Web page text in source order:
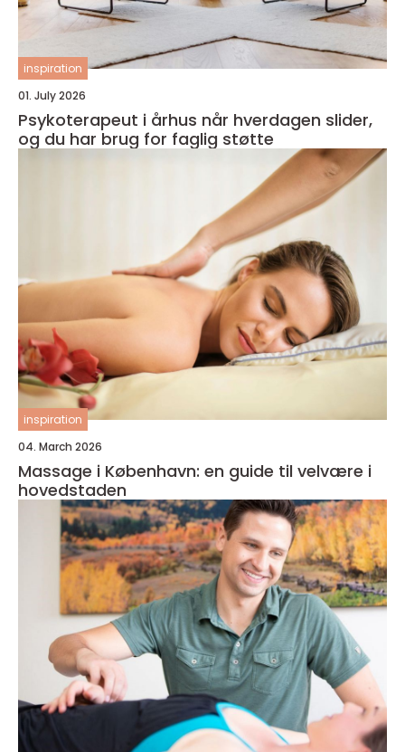
inspiration
01. July 2026
Psykoterapeut i århus når hverdagen slider,
og du har brug for faglig støtte
inspiration
04. March 2026
Massage i København: en guide til velvære i
hovedstaden